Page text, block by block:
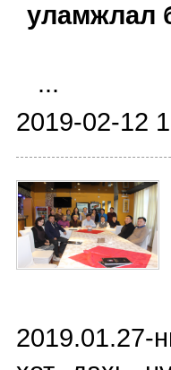
уламжлал
...
2019-02-12
2019.01.27-